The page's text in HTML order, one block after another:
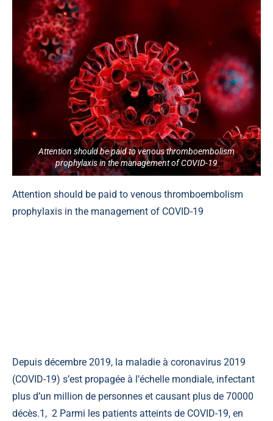
Attention should be paid to venous thromboembolism
prophylaxis in the management of COVID-19
Attention should be paid to venous thromboembolism
prophylaxis in the management of COVID-19
Depuis décembre 2019, la maladie à coronavirus 2019
(COVID-19) s’est propagée à l’échelle mondiale, infectant
plus d’un million de personnes et causant plus de 70000
décès.1 , 2 Parmi les patients atteints de COVID-19, en